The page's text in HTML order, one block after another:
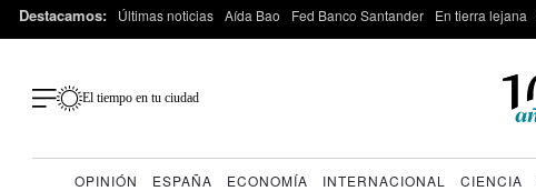
Destacamos: Últimas noticias Aída Bao Fed Banco Santander En tierra lejana
El tiempo en tu ciudad
OPINIÓN ESPAÑA ECONOMÍA INTERNACIONAL CIENCIA